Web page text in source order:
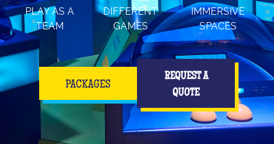
PLAY AS A
TEAM
DIFFERENT
GAMES
IMMERSIVE
SPACES
PACKAGES
REQUEST A
QUOTE